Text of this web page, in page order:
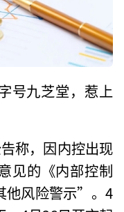
号九芝堂，惹上
称，因内控出现
见的《内部控制
他风险警示”。4